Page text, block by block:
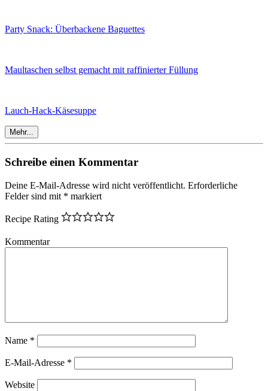
Party Snack: Überbackene Baguettes
Maultaschen selbst gemacht mit raffinierter Füllung
Lauch-Hack-Käsesuppe
Mehr...
Schreibe einen Kommentar
Deine E-Mail-Adresse wird nicht veröffentlicht. Erforderliche
Felder sind mit * markiert
Recipe Rating
Kommentar
Name *
E-Mail-Adresse *
Website